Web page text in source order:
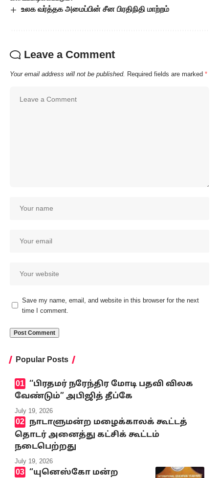
உலக வர்த்தக அமைப்பின் சீன பிரதிநிதி மாற்றம்
Leave a Comment
Your email address will not be published. Required fields are marked *
Save my name, email, and website in this browser for the next
time I comment.
Popular Posts
‘‘பிரதமர் நரேந்திர மோடி பதவி விலக
வேண்டும்” அபிஜித் தீப்கே
July 19, 2026
நாடாளுமன்ற மழைக்காலக் கூட்டத்
தொடர் அனைத்து கட்சிக் கூட்டம்
நடைபெற்றது
July 19, 2026
“யுனெஸ்கோ மன்ற